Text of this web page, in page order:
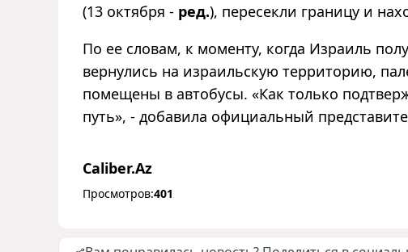
(13 октября - ред.), пересекли границу и
По ее словам, к моменту, когда Израиль
вернулись на израильскую территорию,
помещены в автобусы. «Как только
путь», - добавила официальный
Caliber.Az
Просмотров:401